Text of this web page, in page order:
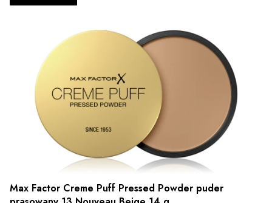
Max Factor Creme Puff Pressed Powder puder